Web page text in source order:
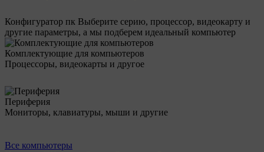
Конфигуратор пк Выберите серию, процессор, видеокарту и
другие параметры, а мы подберем идеальный компьютер
Комплектующие для компьютеров
Процессоры, видеокарты и другое
Периферия
Мониторы, клавиатуры, мыши и другие
Все компьютеры